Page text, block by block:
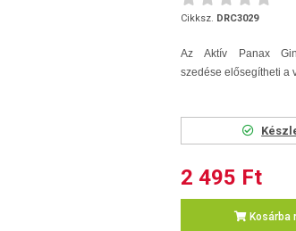
Cikksz. DRC3029
Az Aktív Panax
szedése elősegítheti a
2 495 Ft
Kosárba